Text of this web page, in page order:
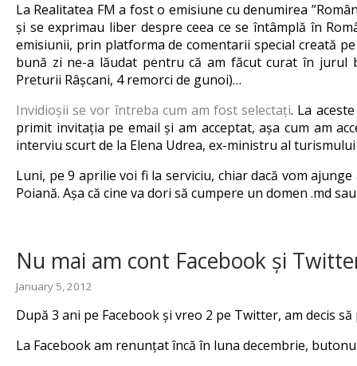
La Realitatea FM a fost o emisiune cu denumirea
și se exprimau liber despre ceea ce se întâmplă în
emisiunii, prin platforma de comentarii special creată
bună zi ne-a lăudat pentru că am făcut curat în jurul
Preturii Râșcani, 4 remorci de gunoi)…
Invidioșii se vor întreba cum am fost selectați. La
primit invitația pe email și am acceptat, așa cum am
interviu scurt de la Elena Udrea, ex-ministru al turismului
Luni, pe 9 aprilie voi fi la serviciu, chiar dacă vom
Poiană. Așa că cine va dori să cumpere un domen .md
Nu mai am cont Facebook și
January 5, 2012
După 3 ani pe Facebook și vreo 2 pe Twitter, am decis
La Facebook am renunțat încă în luna decembrie,